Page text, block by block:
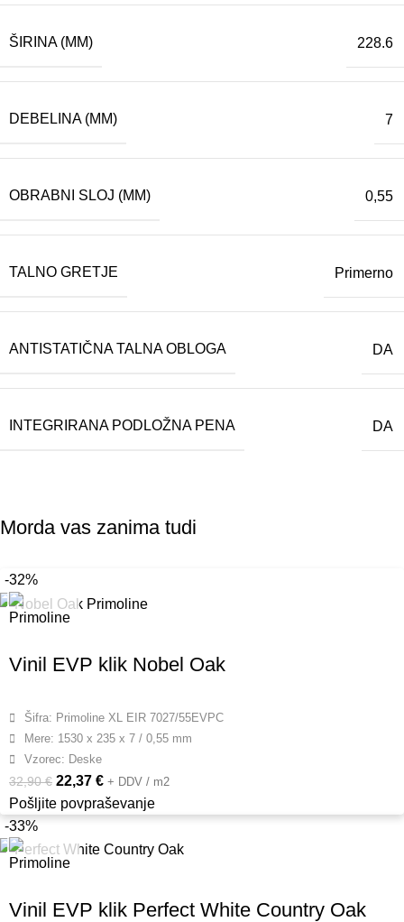
ŠIRINA (MM) 228.6
DEBELINA (MM) 7
OBRABNI SLOJ (MM) 0,55
TALNO GRETJE Primerno
ANTISTATIČNA TALNA OBLOGA DA
INTEGRIRANA PODLOŽNA PENA DA
Morda vas zanima tudi
-32%
Vinil EVP klik Nobel Oak
Šifra: Primoline XL EIR 7027/55EVPC
Mere: 1530 x 235 x 7 / 0,55 mm
Vzorec: Deske
32,90€ 22,37 € + DDV / m2
Pošljite povpraševanje
-33%
Vinil EVP klik Perfect White Country Oak